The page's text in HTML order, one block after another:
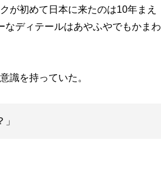
が初めて日本に来たのは10年まえ
ディテールはあやふやでもかまわ
識を持っていた。